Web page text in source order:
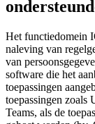
Het functiedomein
naleving van
van
software die het
toepassingen
toepassingen zoals
Teams, als de